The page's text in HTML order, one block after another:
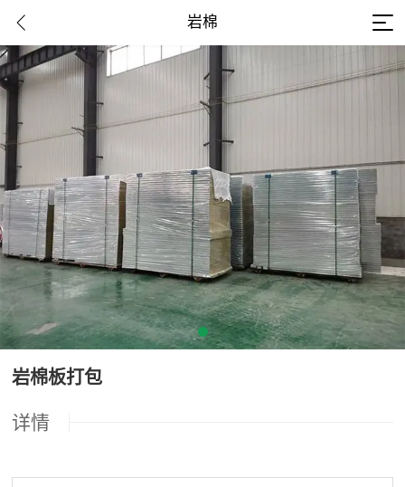
岩棉
岩棉板打包
详情